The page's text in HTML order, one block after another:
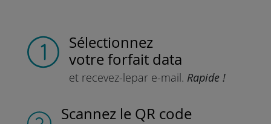
Sélectionnez
votre forfait data
et recevez-lepar e-mail. Rapide !
Scannez le QR code